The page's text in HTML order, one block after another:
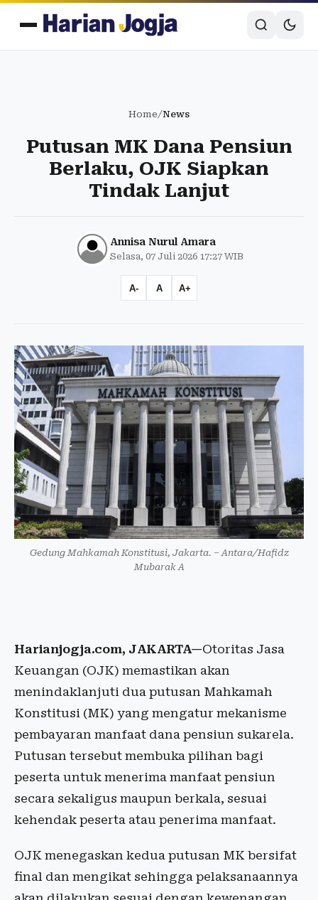
Home/News
Putusan MK Dana Pensiun
Berlaku, OJK Siapkan
Tindak Lanjut
Annisa Nurul Amara
Selasa, 07 Juli 2026 17:27 WIB
A- A A+
Gedung Mahkamah Konstitusi, Jakarta. – Antara/Hafidz
Mubarak A
Harianjogja.com, JAKARTA—Otoritas Jasa
Keuangan (OJK) memastikan akan
menindaklanjuti dua putusan Mahkamah
Konstitusi (MK) yang mengatur mekanisme
pembayaran manfaat dana pensiun sukarela.
Putusan tersebut membuka pilihan bagi
peserta untuk menerima manfaat pensiun
secara sekaligus maupun berkala, sesuai
kehendak peserta atau penerima manfaat.
OJK menegaskan kedua putusan MK bersifat
final dan mengikat sehingga pelaksanaannya